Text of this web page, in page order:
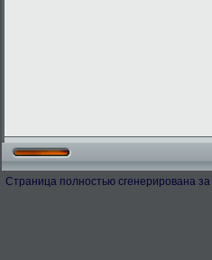
Страница полностью сгенерирована за